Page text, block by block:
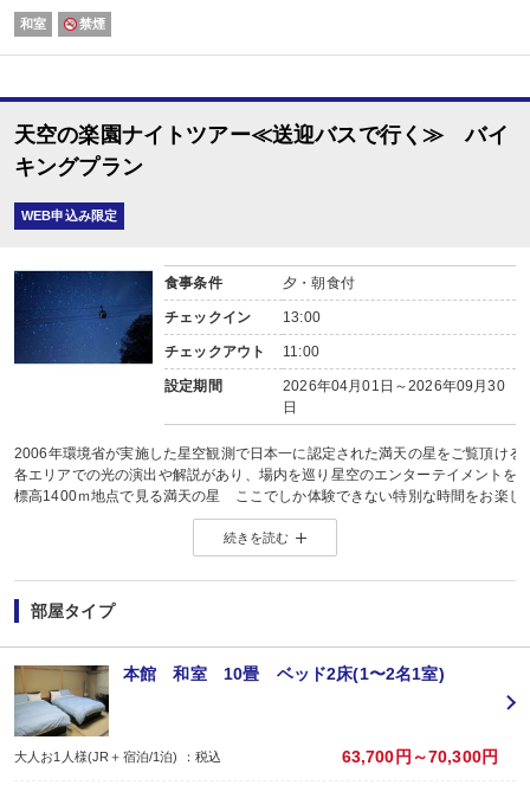
★施設案内♪
各階に何度でも自由にお着替え頂ける「浴衣バー」を各階に設置。
3階通路ギャラリースペースにはお子様が楽しめる「こども図書館」も設置し
★おもてなし♪
還暦祝いのちゃんちゃんこの貸し出し、別注で鯛の御頭付もご用意できます。
その他お祝いに別注で誕生日ケーキや花束もご用意できます。
和室 禁煙
天空の楽園ナイトツアー≪送迎バスで行く≫ バイ
キングプラン
WEB申込み限定
食事条件 夕・朝食付
チェックイン 13:00
チェックアウト 11:00
設定期間
2026年04月01日～2026年09月30
日
2006年環境省が実施した星空観測で日本一に認定された満天の星をご覧頂け
各エリアでの光の演出や解説があり、場内を巡り星空のエンターテイメントを
標高1400ｍ地点で見る満天の星 ここでしか体験できない特別な時間をお楽し
（雨天時はガイドによる星の話や映像を使ったプログラムなどを開催していま
営業時間 上りゴンドラ17：00〜20：00 プログラム終了21：00（場内点灯
◆ウインター営業（12月〜3月）
上りゴンドラ18：00〜19：30 プログラム終了20：30（場内点灯）
下りゴンドラ常時運行
天空の楽園星空ナイトツアー ゴンドラチケットがついた大変お得なプランで
またそこまでの送迎バスもついていますので お酒を飲まれていても安心です
（チケットは完全予約制となっていますが お客様自身での購入は不要です）
送迎バスはホテル18：30出発 帰りはバス駐車場21：00集合です
お食事はバイキングで17：15〜開始となりますす。お食事をおすませの上ナイ
続きを読む
部屋タイプ
本館 和室 10畳 ベッド2床(1〜2名1室)
大人お1人様(JR＋宿泊/1泊) ：税込 63,700円～70,300円